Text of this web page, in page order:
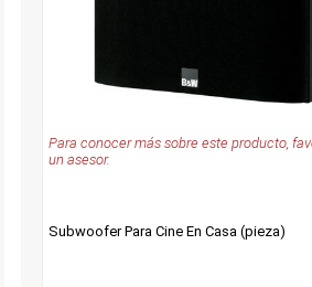
Para conocer más sobre este producto,
un asesor.
Subwoofer Para Cine En Casa (pieza)